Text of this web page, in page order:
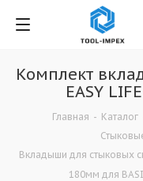
Комплект
EASY
Главная - Каталог
Вкладыши для стыковых
180мм для